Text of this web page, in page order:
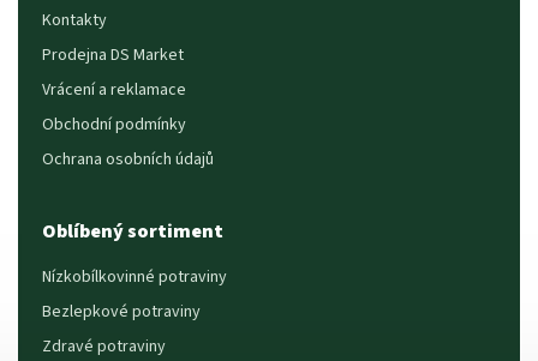
Kontakty
Prodejna DS Market
Vrácení a reklamace
Obchodní podmínky
Ochrana osobních údajů
Oblíbený sortiment
Nízkobílkovinné potraviny
Bezlepkové potraviny
Zdravé potraviny